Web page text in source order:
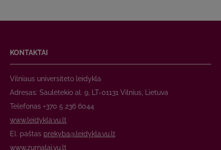
KONTAKTAI
Vilniaus universiteto leidykla
Adresas: Saulėtekio al. 9, LT-01131 Vilnius, Lietuva
Telefonas +370 5 236 6044
www.leidykla.vu.lt
El. paštas prekyba@leidykla.vu.lt
www.zurnalai.vu.lt